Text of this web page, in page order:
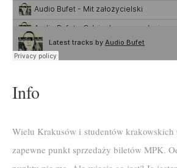
Info
Wielu Krakusów i studentów krakowskich
zapewne punkt sprzedaży biletów MPK.